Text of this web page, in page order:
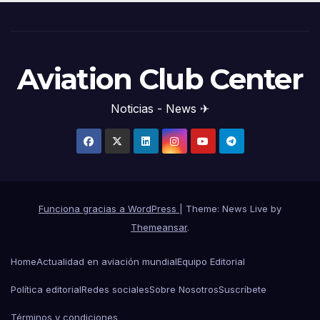
Aviation Club Center
Noticias - News ✈
Funciona gracias a WordPress
Theme: News Live by
Themeansar.
HomeActualidad en aviación mundialEquipo Editorial
Política editorialRedes socialesSobre NosotrosSuscríbete
Términos y condiciones